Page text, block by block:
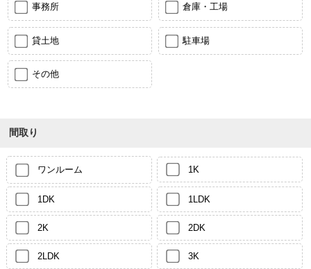
事務所 倉庫・工場
貸土地 駐車場
その他
間取り
ワンルーム 1K
1DK 1LDK
2K 2DK
2LDK 3K